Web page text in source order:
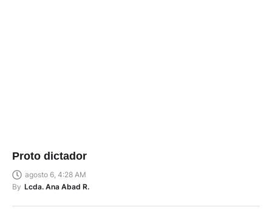
Proto dictador
agosto 6, 4:28 AM
By Lcda. Ana Abad R.